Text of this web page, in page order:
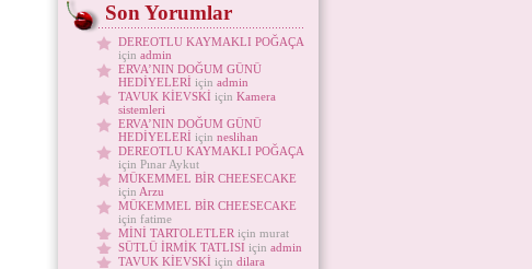
Son Yorumlar
DEREOTLU KAYMAKLI POĞAÇA
için admin
ERVA’NIN DOĞUM GÜNÜ
HEDİYELERİ için admin
TAVUK KİEVSKİ için Kamera
sistemleri
ERVA’NIN DOĞUM GÜNÜ
HEDİYELERİ için neslihan
DEREOTLU KAYMAKLI POĞAÇA
için Pınar Aykut
MÜKEMMEL BİR CHEESECAKE
için Arzu
MÜKEMMEL BİR CHEESECAKE
için fatime
MİNİ TARTOLETLER için murat
SÜTLÜ İRMİK TATLISI için admin
TAVUK KİEVSKİ için dilara